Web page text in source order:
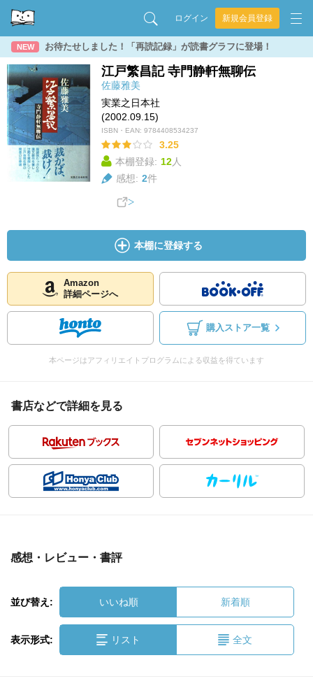
ログイン 新規会員登録
NEW お待たせしました！「再読記録」が読書グラフに登場！
江戸繁昌記 寺門静軒無聊伝
佐藤雅美
実業之日本社
(2002.09.15)
ISBN・EAN: 9784408534237
3.25
本棚登録: 12人
感想: 2件
本棚に登録する
Amazon
詳細ページへ
購入ストア一覧
本ページはアフィリエイトプログラムによる収益を得ています
書店などで詳細を見る
感想・レビュー・書評
並び替え: いいね順 新着順
表示形式: リスト 全文